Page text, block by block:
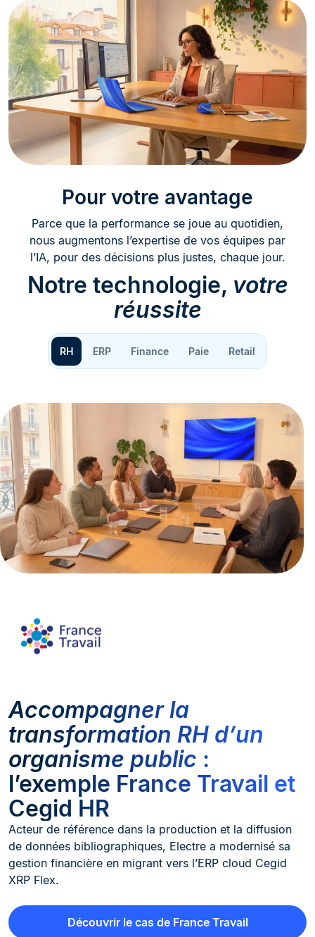
Pour votre avantage
Parce que la performance se joue au quotidien,
nous augmentons l’expertise de vos équipes par
l’IA, pour des décisions plus justes, chaque jour.
Notre technologie, votre
réussite
RH ERP Finance Paie Retail
Accompagner la
transformation RH d’un
organisme public :
l’exemple France Travail et
Cegid HR
Acteur de référence dans la production et la diffusion
de données bibliographiques, Electre a modernisé sa
gestion financière en migrant vers l’ERP cloud Cegid
XRP Flex.
Découvrir le cas de France Travail